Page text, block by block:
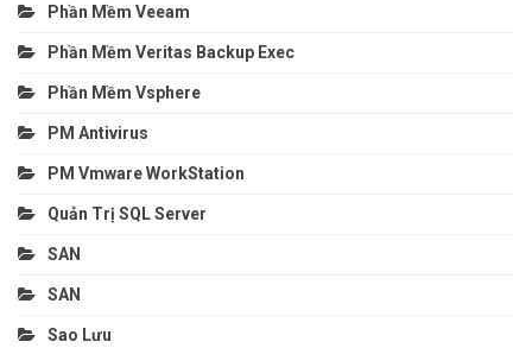
Phần Mềm Veeam
Phần Mềm Veritas Backup Exec
Phần Mềm Vsphere
PM Antivirus
PM Vmware WorkStation
Quản Trị SQL Server
SAN
SAN
Sao Lưu